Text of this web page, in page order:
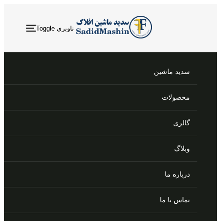
ناوبری Toggle
سدید ماشین
محصولات
گالری
وبلاگ
درباره ما
تماس با ما